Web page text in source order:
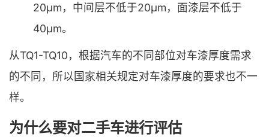
20μm，中间层不低于20μm，面漆层不低于
40μm。
从TQ1-TQ10，根据汽车的不同部位对车漆厚度需求
的不同，所以国家相关规定对车漆厚度的要求也不一
样。
为什么要对二手车进行评估